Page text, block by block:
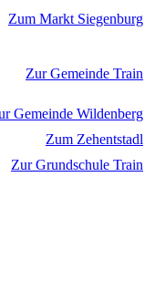
Zum Markt Siegenburg
Zur Gemeinde Train
Gemeinde Wildenberg
Zum Zehentstadl
Zur Grundschule Train